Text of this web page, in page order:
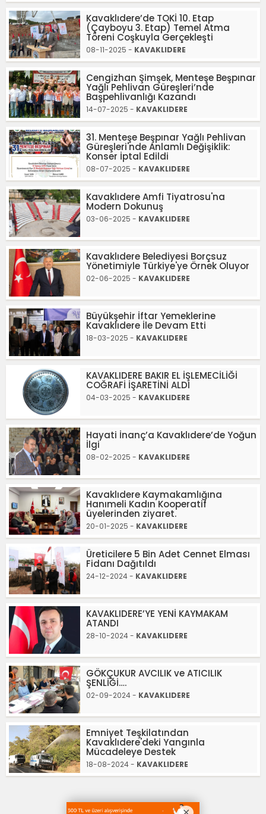
Kavaklıdere’de TOKİ 10. Etap
(Çayboyu 3. Etap) Temel Atma
Töreni Coşkuyla Gerçekleşti
08-11-2025 - KAVAKLIDERE
Cengizhan Şimşek, Menteşe Beşpınar
Yağlı Pehlivan Güreşleri’nde
Başpehlivanlığı Kazandı
14-07-2025 - KAVAKLIDERE
31. Menteşe Beşpınar Yağlı Pehlivan
Güreşleri'nde Anlamlı Değişiklik:
Konser İptal Edildi
08-07-2025 - KAVAKLIDERE
Kavaklıdere Amfi Tiyatrosu'na
Modern Dokunuş
03-06-2025 - KAVAKLIDERE
Kavaklıdere Belediyesi Borçsuz
Yönetimiyle Türkiye'ye Örnek Oluyor
02-06-2025 - KAVAKLIDERE
Büyükşehir İftar Yemeklerine
Kavaklıdere İle Devam Etti
18-03-2025 - KAVAKLIDERE
KAVAKLIDERE BAKIR EL İŞLEMECİLİĞİ
COĞRAFİ İŞARETİNİ ALDI
04-03-2025 - KAVAKLIDERE
Hayati İnanç’a Kavaklıdere’de Yoğun
İlgi
08-02-2025 - KAVAKLIDERE
Kavaklıdere Kaymakamlığına
Hanımeli Kadın Kooperatif
üyelerinden ziyaret.
20-01-2025 - KAVAKLIDERE
Üreticilere 5 Bin Adet Cennet Elması
Fidanı Dağıtıldı
24-12-2024 - KAVAKLIDERE
KAVAKLIDERE’YE YENİ KAYMAKAM
ATANDI
28-10-2024 - KAVAKLIDERE
GÖKÇUKUR AVCILIK ve ATICILIK
ŞENLİĞİ….
02-09-2024 - KAVAKLIDERE
Emniyet Teşkilatından
Kavaklıdere'deki Yangınla
Mücadeleye Destek
18-08-2024 - KAVAKLIDERE